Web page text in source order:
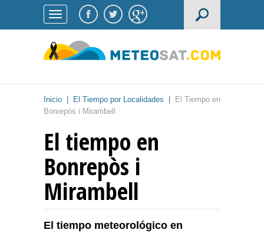
Inicio El Tiempo por Localidades
El Tiempo en
Bonrepòs i Mirambell
El tiempo en
Bonrepòs i
Mirambell
El tiempo meteorológico en